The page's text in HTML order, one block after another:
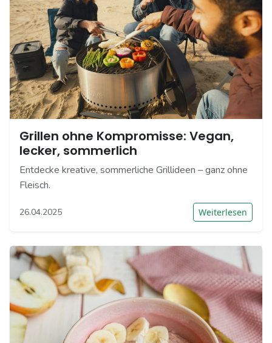
Grillen ohne Kompromisse: Vegan,
lecker, sommerlich
Entdecke kreative, sommerliche Grillideen – ganz ohne
Fleisch.
26.04.2025 Weiterlesen